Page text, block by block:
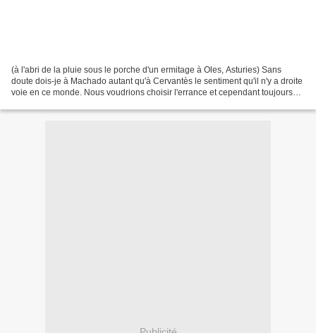
(à l'abri de la pluie sous le porche d'un ermitage à Oles, Asturies) Sans
doute dois-je à Machado autant qu'à Cervantès le sentiment qu'il n'y a droite
voie en ce monde. Nous voudrions choisir l'errance et cependant toujours